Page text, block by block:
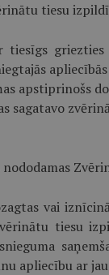
tiesu
apstiprinošs
sagatavo
vai
tiesu
apliecību ar